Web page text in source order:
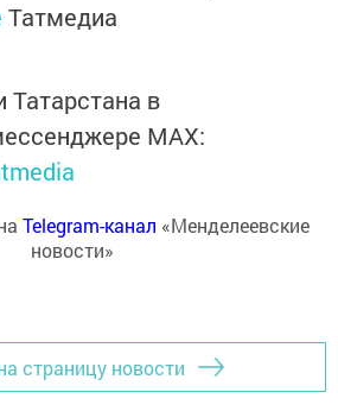
Татмедиа
Татарстана в
MАХ:
Telegram-канал «Менделеевские
новости»
страницу новости